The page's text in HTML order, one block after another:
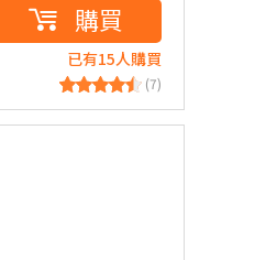
購買
已有15人購買
(7)